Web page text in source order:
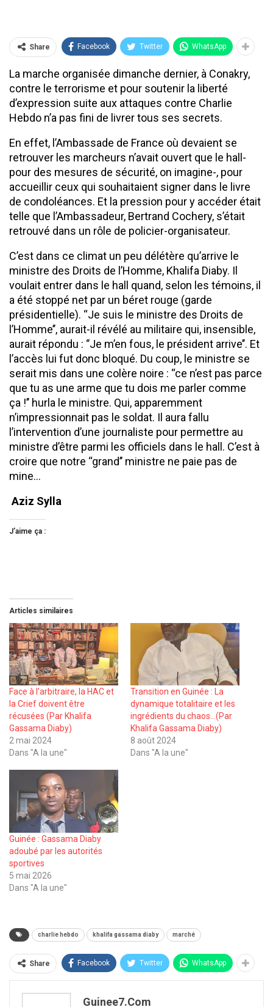
Share Facebook Twitter WhatsApp
La marche organisée dimanche dernier, à Conakry,
contre le terrorisme et pour soutenir la liberté
d’expression suite aux attaques contre Charlie
Hebdo n’a pas fini de livrer tous ses secrets.
En effet, l’Ambassade de France où devaient se
retrouver les marcheurs n’avait ouvert que le hall-
pour des mesures de sécurité, on imagine-, pour
accueillir ceux qui souhaitaient signer dans le livre
de condoléances. Et la pression pour y accéder était
telle que l’Ambassadeur, Bertrand Cochery, s’était
retrouvé dans un rôle de policier-organisateur.
C’est dans ce climat un peu délétère qu’arrive le
ministre des Droits de l’Homme, Khalifa Diaby. Il
voulait entrer dans le hall quand, selon les témoins, il
a été stoppé net par un béret rouge (garde
présidentielle). ‘‘Je suis le ministre des Droits de
l’Homme’’, aurait-il révélé au militaire qui, insensible,
aurait répondu : ‘’Je m’en fous, le président arrive’’. Et
l’accès lui fut donc bloqué. Du coup, le ministre se
serait mis dans une colère noire : ‘‘ce n’est pas parce
que tu as une arme que tu dois me parler comme
ça !’’ hurla le ministre. Qui, apparemment
n’impressionnait pas le soldat. Il aura fallu
l’intervention d’une journaliste pour permettre au
ministre d’être parmi les officiels dans le hall. C’est à
croire que notre ‘‘grand’’ ministre ne paie pas de
mine…
Aziz Sylla
J’aime ça :
Articles similaires
Face à l’arbitraire, la HAC et
la Crief doivent être
récusées (Par Khalifa
Gassama Diaby)
2 mai 2024
Dans "A la une"
Transition en Guinée : La
dynamique totalitaire et les
ingrédients du chaos…(Par
Khalifa Gassama Diaby)
8 août 2024
Dans "A la une"
Guinée : Gassama Diaby
adoubé par les autorités
sportives
5 mai 2026
Dans "A la une"
charlie hebdo khalifa gassama diaby marché
Share Facebook Twitter WhatsApp
Guinee7.com